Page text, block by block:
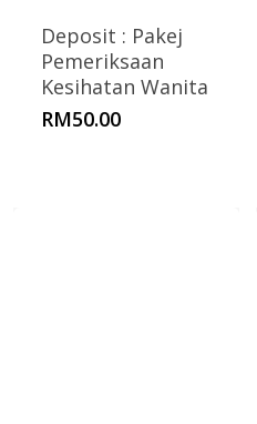
Deposit : Pakej
Pemeriksaan
Kesihatan Wanita
RM50.00